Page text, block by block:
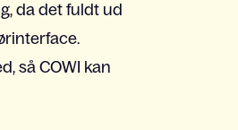
da det fuldt ud
så COWI kan